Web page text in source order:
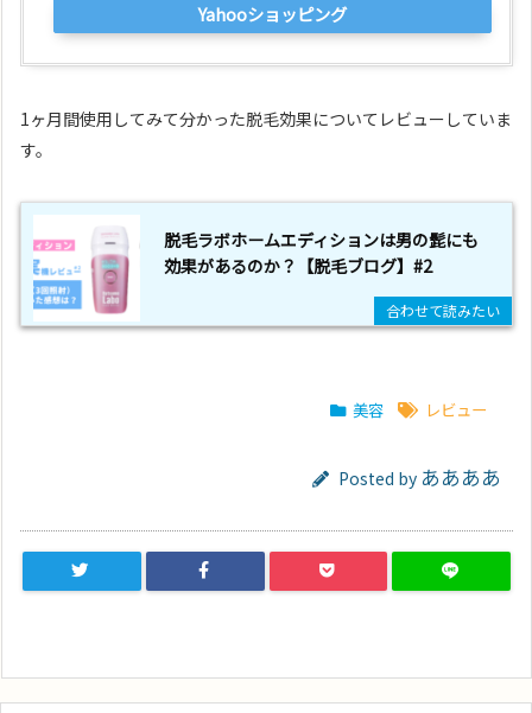
Yahooショッピング
1ヶ月間使用してみて分かった脱毛効果についてレビューしていま
す。
脱毛ラボホームエディションは男の髭にも
効果があるのか？【脱毛ブログ】#2
美容 レビュー
Posted by ああああ